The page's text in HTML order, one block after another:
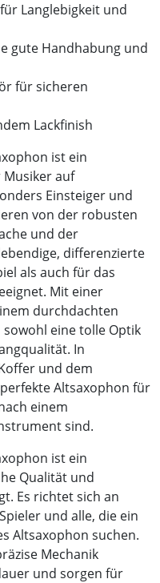
Langlebigkeit und
gute Handhabung und
für sicheren
Lackfinish
ist ein
auf
Einsteiger und
von der robusten
und der
differenzierte
als auch für das
Mit einer
durchdachten
sowohl eine tolle Optik
In
und dem
Altsaxophon für
einem
sind.
ist ein
Qualität und
Es richtet sich an
und alle, die ein
Altsaxophon suchen.
Mechanik
und sorgen für